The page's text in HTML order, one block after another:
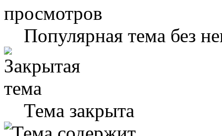
Популярная тема без
Тема закрыта